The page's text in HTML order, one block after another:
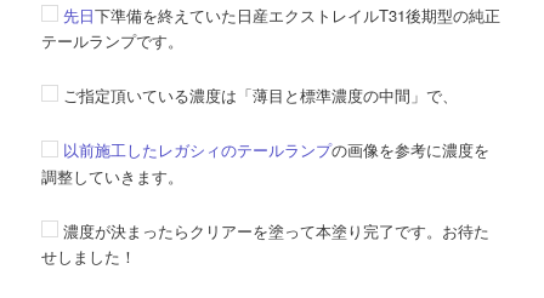
先日下準備を終えていた日産エクストレイルT31後期型の純正
テールランプです。
ご指定頂いている濃度は「薄目と標準濃度の中間」で、
以前施工したレガシィのテールランプの画像を参考に濃度を
調整していきます。
濃度が決まったらクリアーを塗って本塗り完了です。お待た
せしました！